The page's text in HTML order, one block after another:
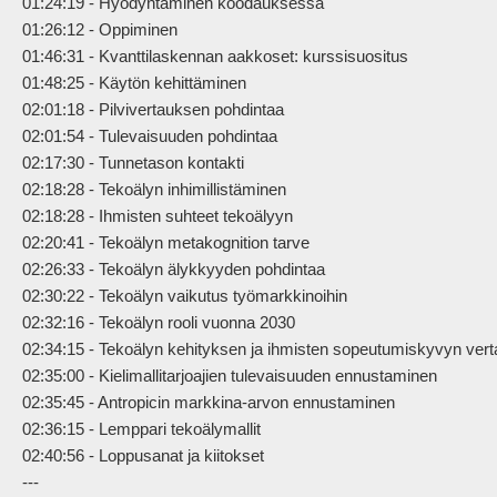
01:26:12 - Oppiminen
01:46:31 - Kvanttilaskennan aakkoset: kurssisuositus
01:48:25 - Käytön kehittäminen
02:01:18 - Pilvivertauksen pohdintaa
02:01:54 - Tulevaisuuden pohdintaa
02:17:30 - Tunnetason kontakti
02:18:28 - Tekoälyn inhimillistäminen
02:18:28 - Ihmisten suhteet tekoälyyn
02:20:41 - Tekoälyn metakognition tarve
02:26:33 - Tekoälyn älykkyyden pohdintaa
02:30:22 - Tekoälyn vaikutus työmarkkinoihin
02:32:16 - Tekoälyn rooli vuonna 2030
02:34:15 - Tekoälyn kehityksen ja ihmisten sopeutumiskyvyn
02:35:00 - Kielimallitarjoajien tulevaisuuden ennustaminen
02:35:45 - Antropicin markkina-arvon ennustaminen
02:36:15 - Lemppari tekoälymallit
02:40:56 - Loppusanat ja kiitokset
---